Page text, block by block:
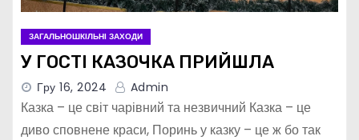
ЗАГАЛЬНОШКІЛЬНІ ЗАХОДИ
У ГОСТІ КАЗОЧКА ПРИЙШЛА
Гру 16, 2024 Admin
Казка – це світ чарівний та незвичний Казка – це
диво сповнене краси, Поринь у казку – це ж бо так